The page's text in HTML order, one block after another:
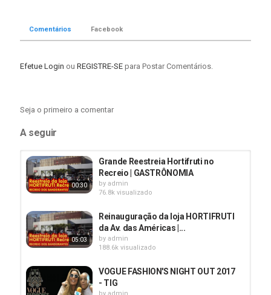
pão. Assista a matéria!
Categoria
Comentários Facebook
Efetue Login ou REGISTRE-SE para Postar Comentários.
Seja o primeiro a comentar
A seguir
00:30
Grande Reestreia Hortifruti no
Recreio | GASTRÔNOMIA
by admin
76.8k visualizado
05:03
Reinauguração da loja HORTIFRUTI
da Av. das Américas |...
by admin
188.6k visualizado
VOGUE FASHION'S NIGHT OUT 2017
- TIG
by admin